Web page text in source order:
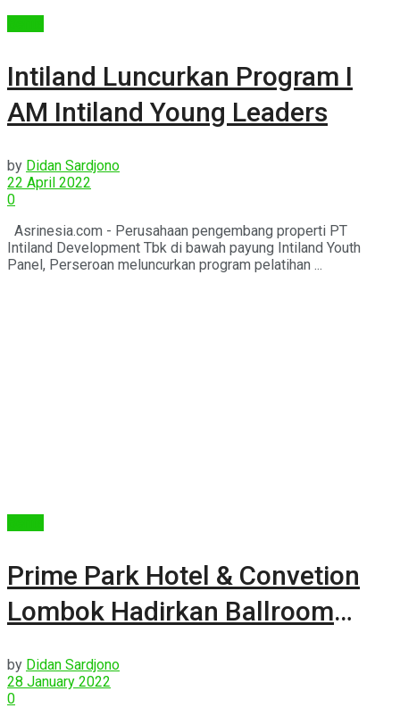
Intiland Luncurkan Program I
AM Intiland Young Leaders
by Didan Sardjono
22 April 2022
0
Asrinesia.com - Perusahaan pengembang properti PT
Intiland Development Tbk di bawah payung Intiland Youth
Panel, Perseroan meluncurkan program pelatihan ...
Prime Park Hotel & Convetion
Lombok Hadirkan Ballroom
by Didan Sardjono
28 January 2022
0